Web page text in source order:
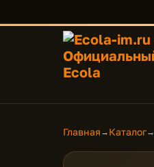
Главная → Каталог→